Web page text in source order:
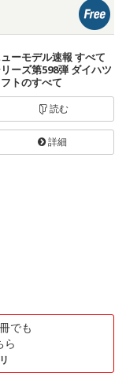
ーモデル速報 すべて
ーズ第598弾 ダイハツ
トのすべて
読む
詳細
でも
ら